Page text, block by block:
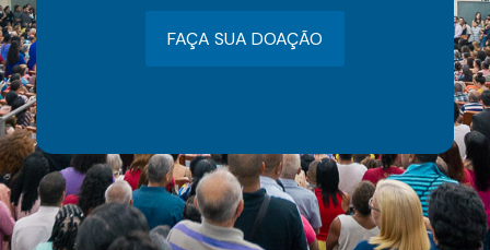
FAÇA SUA DOAÇÃO